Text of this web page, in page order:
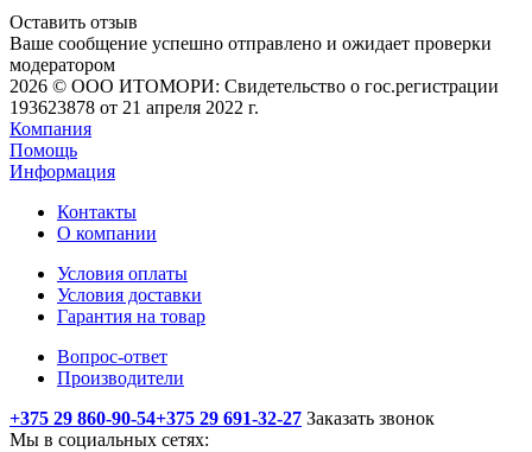
Оставить отзыв
Ваше сообщение успешно отправлено и ожидает проверки
модератором
2026 © ООО ИТОМОРИ: Свидетельство о гос.регистрации
193623878 от 21 апреля 2022 г.
Компания
Помощь
Информация
Контакты
О компании
Условия оплаты
Условия доставки
Гарантия на товар
Вопрос-ответ
Производители
+375 29 860-90-54+375 29 691-32-27 Заказать звонок
Мы в социальных сетях: